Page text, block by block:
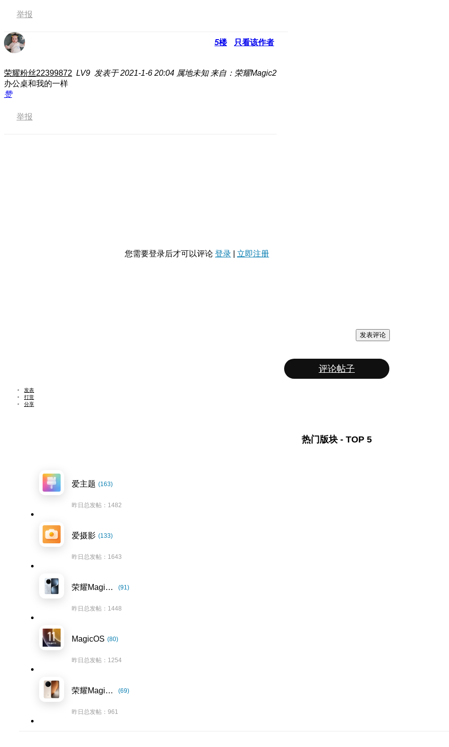
举报
5楼 只看该作者
荣耀粉丝22399872 LV9 发表于 2021-1-6 20:04 属地未知 来自：荣耀Magic2
办公桌和我的一样
赞
举报
您需要登录后才可以评论 登录 立即注册
发表评论
评论帖子
发表
打赏
分享
热门版块 - TOP 5
爱主题 (163)
昨日总发帖：1482
爱摄影 (133)
昨日总发帖：1643
荣耀Magic7系列 (91)
昨日总发帖：1448
MagicOS (80)
昨日总发帖：1254
荣耀Magic8系列 (69)
昨日总发帖：961